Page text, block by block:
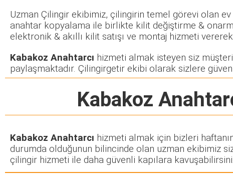
Uzman Çilingir ekibimiz, çilingirin temel görevi olan ev
anahtar kopyalama ile birlikte kilit değiştirme &
elektronik & akıllı kilit satışı ve montaj hizmeti
Kabakoz Anahtarcı hizmeti almak isteyen siz
paylaşmaktadır. Çilingirgetir ekibi olarak sizlere
Kabakoz
Kabakoz Anahtarcı hizmeti almak için bizleri
durumda olduğunun bilincinde olan uzman ekibimiz
çilingir hizmeti ile daha güvenli kapılara